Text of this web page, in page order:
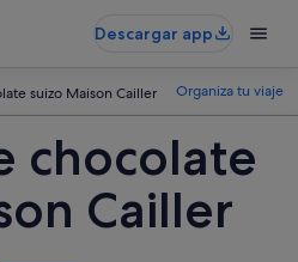
Descargar app
suizo Maison Cailler Organiza tu viaje
chocolate
Cailler